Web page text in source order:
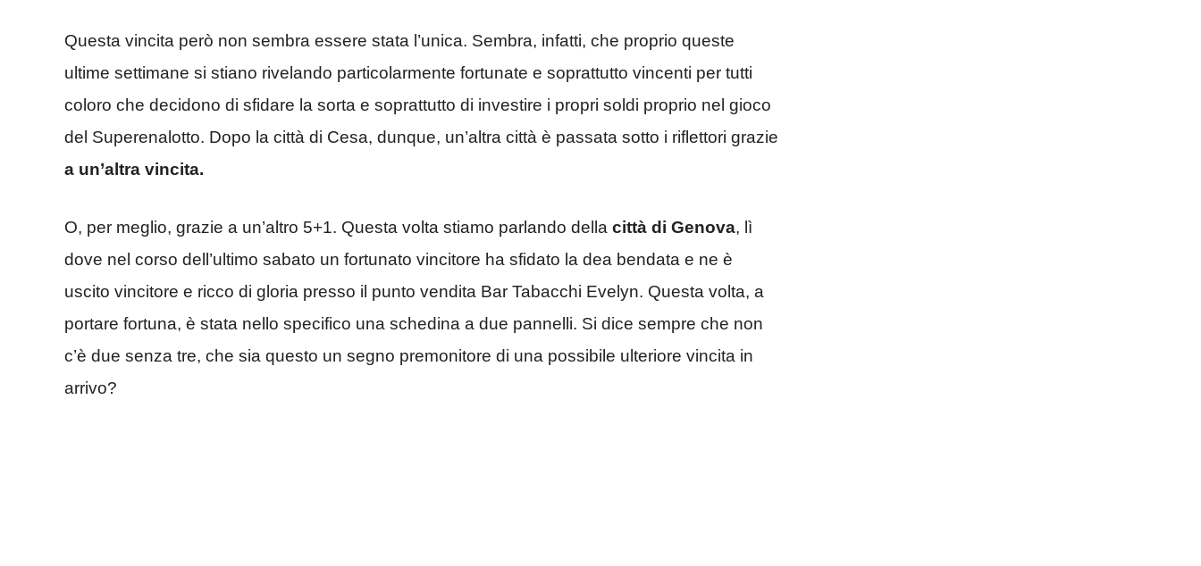
Questa vincita però non sembra essere stata l’unica. Sembra, infatti, che proprio queste
ultime settimane si stiano rivelando particolarmente fortunate e soprattutto vincenti per tutti
coloro che decidono di sfidare la sorta e soprattutto di investire i propri soldi proprio nel gioco
del Superenalotto. Dopo la città di Cesa, dunque, un’altra città è passata sotto i riflettori grazie
a un’altra vincita.
O, per meglio, grazie a un’altro 5+1. Questa volta stiamo parlando della città di Genova, lì
dove nel corso dell’ultimo sabato un fortunato vincitore ha sfidato la dea bendata e ne è
uscito vincitore e ricco di gloria presso il punto vendita Bar Tabacchi Evelyn. Questa volta, a
portare fortuna, è stata nello specifico una schedina a due pannelli. Si dice sempre che non
c’è due senza tre, che sia questo un segno premonitore di una possibile ulteriore vincita in
arrivo?